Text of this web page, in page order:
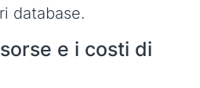
database.
e i costi di